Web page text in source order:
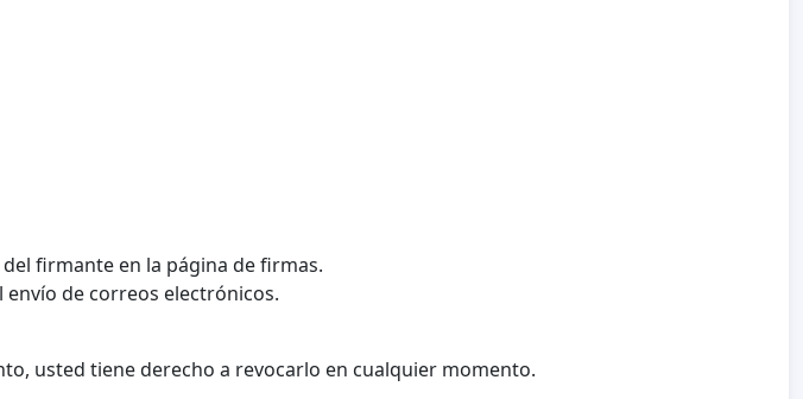
firmante en la página de firmas.
de correos electrónicos.
usted tiene derecho a revocarlo en cualquier momento.